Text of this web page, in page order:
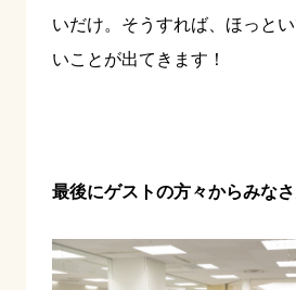
いだけ。そうすれば、ほっと
いことが出てきます！
最後にゲストの方々からみな